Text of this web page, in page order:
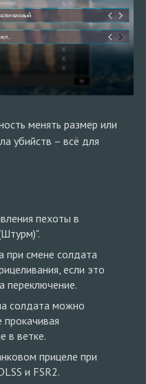
менять размер или
убийств – всё для
пехоты в
при смене солдата
если это
переключение.
солдата можно
в ветке.
прицеле при
и FSR2.